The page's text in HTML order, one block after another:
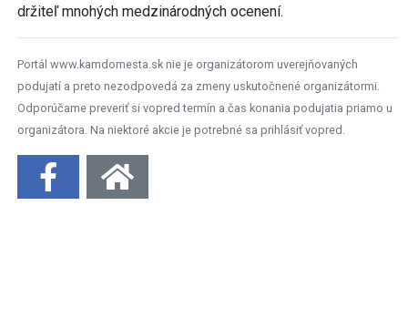
držiteľ mnohých medzinárodných ocenení.
Portál www.kamdomesta.sk nie je organizátorom uverejňovaných
podujatí a preto nezodpovedá za zmeny uskutočnené organizátormi.
Odporúčame preveriť si vopred termín a čas konania podujatia priamo u
organizátora. Na niektoré akcie je potrebné sa prihlásiť vopred.